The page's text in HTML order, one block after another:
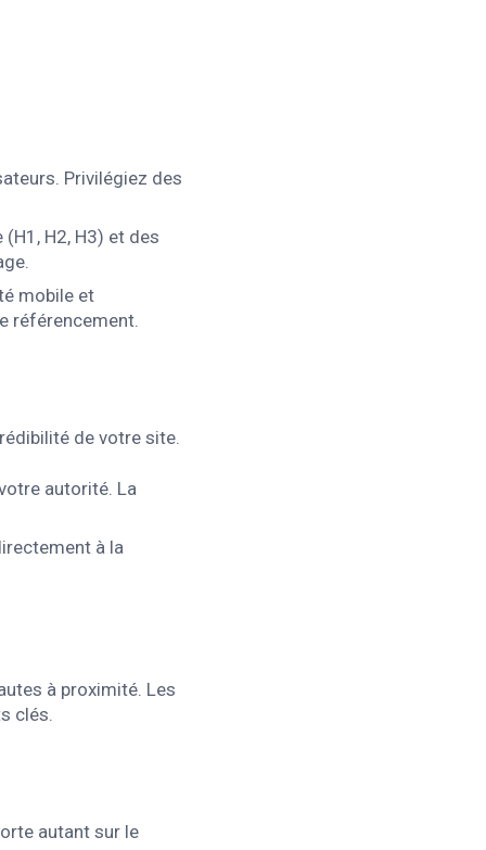
Privilégiez des
H2, H3) et des
mobile et
référencement.
de votre site.
autorité. La
à la
à proximité. Les
clés.
autant sur le